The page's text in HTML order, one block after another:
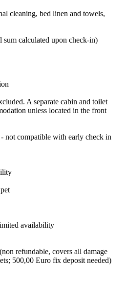
cleaning, bed linen and towels,
sum calculated upon check-in)
A separate cabin and toilet
unless located in the front
not compatible with early check in
availability
refundable, covers all damage
500,00 Euro fix deposit needed)